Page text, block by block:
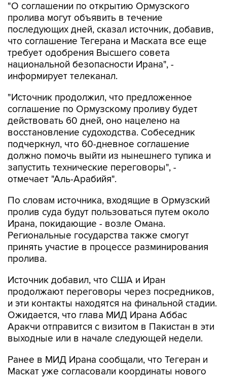
"О соглашении по открытию Ормузского
пролива могут объявить в течение
последующих дней, сказал источник, добавив,
что соглашение Тегерана и Маската все еще
требует одобрения Высшего совета
национальной безопасности Ирана", -
информирует телеканал.
"Источник продолжил, что предложенное
соглашение по Ормузскому проливу будет
действовать 60 дней, оно нацелено на
восстановление судоходства. Собеседник
подчеркнул, что 60-дневное соглашение
должно помочь выйти из нынешнего тупика и
запустить технические переговоры", -
отмечает "Аль-Арабийя".
По словам источника, входящие в Ормузский
пролив суда будут пользоваться путем около
Ирана, покидающие - возле Омана.
Региональные государства также смогут
принять участие в процессе разминирования
пролива.
Источник добавил, что США и Иран
продолжают переговоры через посредников,
и эти контакты находятся на финальной стадии.
Ожидается, что глава МИД Ирана Аббас
Аракчи отправится с визитом в Пакистан в эти
выходные или в начале следующей недели.
Ранее в МИД Ирана сообщали, что Тегеран и
Маскат уже согласовали координаты нового